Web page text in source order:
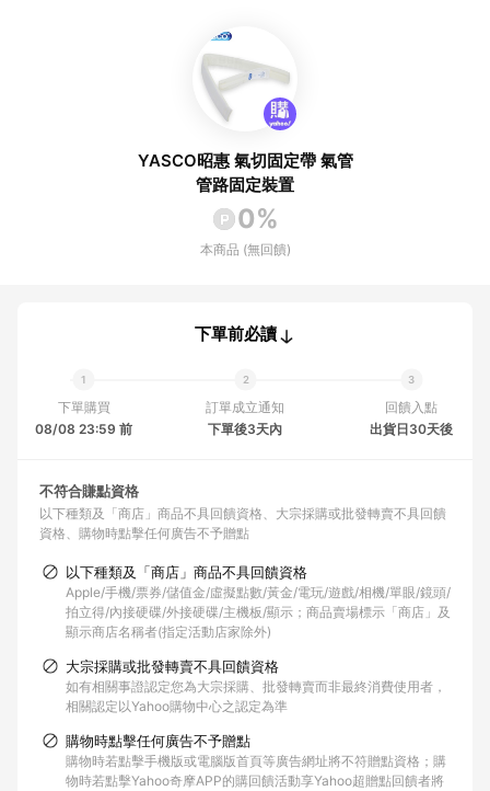
YASCO昭惠 氣切固定帶 氣管
管路固定裝置
0%
本商品 (無回饋)
下單前必讀
下單購買
08/08 23:59 前
訂單成立通知
下單後3天內
回饋入點
出貨日30天後
不符合賺點資格
以下種類及「商店」商品不具回饋資格
大宗採購或批發轉賣不具回饋
資格
購物時點擊任何廣告不予贈點
以下種類及「商店」商品不具回饋資格
Apple/手機/票券/儲值金/虛擬點數/黃金/電玩/遊戲/相機/單眼/鏡頭/
拍立得/內接硬碟/外接硬碟/主機板/顯示；商品賣場標示「商店」及
顯示商店名稱者(指定活動店家除外)
大宗採購或批發轉賣不具回饋資格
如有相關事證認定您為大宗採購、批發轉賣而非最終消費使用者，
相關認定以Yahoo購物中心之認定為準
購物時點擊任何廣告不予贈點
購物時若點擊手機版或電腦版首頁等廣告網址將不符贈點資格；購
物時若點擊Yahoo奇摩APP的購回饋活動享Yahoo超贈點回饋者將